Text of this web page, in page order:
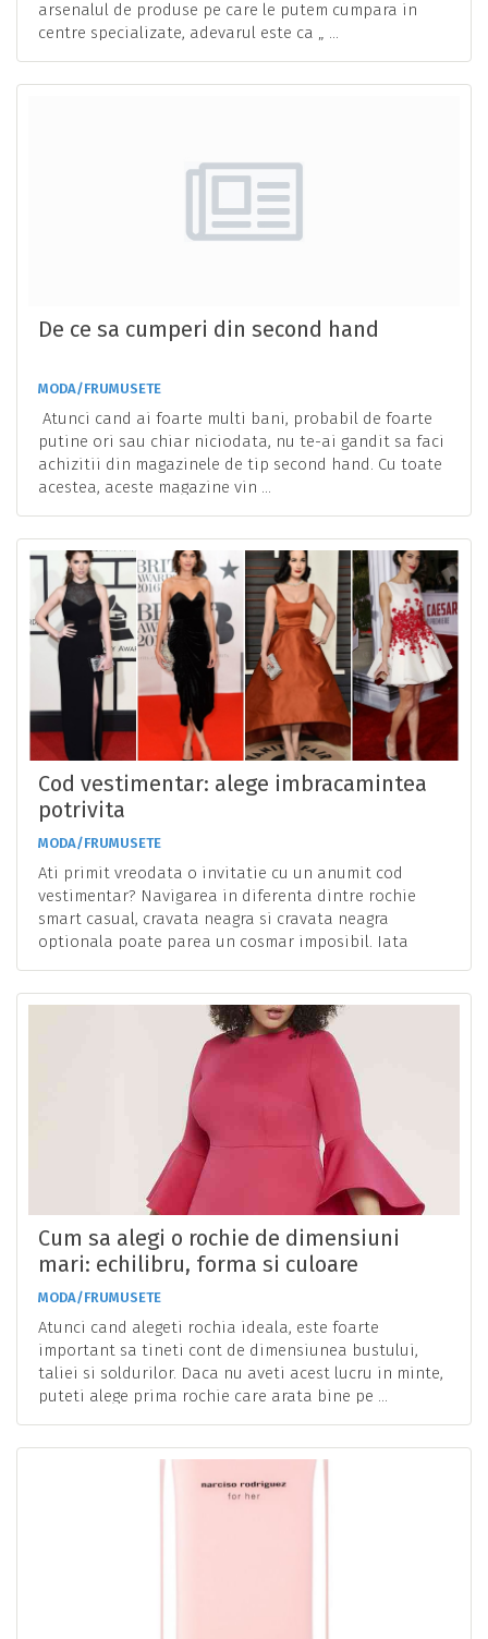
arsenalul de produse pe care le putem cumpara in
centre specializate, adevarul este ca „ ...
De ce sa cumperi din second hand
MODA/FRUMUSETE
Atunci cand ai foarte multi bani, probabil de foarte
putine ori sau chiar niciodata, nu te-ai gandit sa faci
achizitii din magazinele de tip second hand. Cu toate
acestea, aceste magazine vin ...
Cod vestimentar: alege imbracamintea
potrivita
MODA/FRUMUSETE
Ati primit vreodata o invitatie cu un anumit cod
vestimentar? Navigarea in diferenta dintre rochie
smart casual, cravata neagra si cravata neagra
optionala poate parea un cosmar imposibil. Iata
Cum sa alegi o rochie de dimensiuni
mari: echilibru, forma si culoare
MODA/FRUMUSETE
Atunci cand alegeti rochia ideala, este foarte
important sa tineti cont de dimensiunea bustului,
taliei si soldurilor. Daca nu aveti acest lucru in minte,
puteti alege prima rochie care arata bine pe ...